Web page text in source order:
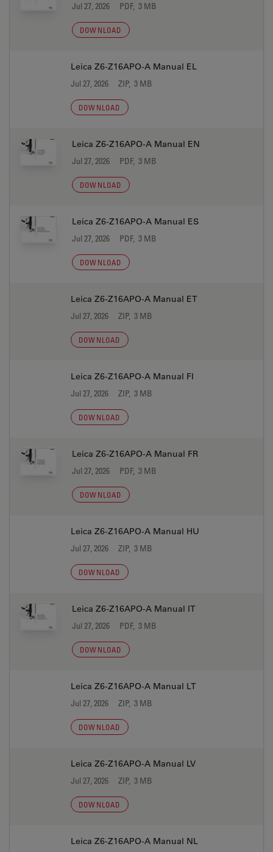
Jul 27, 2026 PDF, 3 MB
DOWNLOAD
Leica Z6-Z16APO-A Manual EL
Jul 27, 2026 ZIP, 3 MB
DOWNLOAD
Leica Z6-Z16APO-A Manual EN
Jul 27, 2026 PDF, 3 MB
DOWNLOAD
Leica Z6-Z16APO-A Manual ES
Jul 27, 2026 PDF, 3 MB
DOWNLOAD
Leica Z6-Z16APO-A Manual ET
Jul 27, 2026 ZIP, 3 MB
DOWNLOAD
Leica Z6-Z16APO-A Manual FI
Jul 27, 2026 ZIP, 3 MB
DOWNLOAD
Leica Z6-Z16APO-A Manual FR
Jul 27, 2026 PDF, 3 MB
DOWNLOAD
Leica Z6-Z16APO-A Manual HU
Jul 27, 2026 ZIP, 3 MB
DOWNLOAD
Leica Z6-Z16APO-A Manual IT
Jul 27, 2026 PDF, 3 MB
DOWNLOAD
Leica Z6-Z16APO-A Manual LT
Jul 27, 2026 ZIP, 3 MB
DOWNLOAD
Leica Z6-Z16APO-A Manual LV
Jul 27, 2026 ZIP, 3 MB
DOWNLOAD
Leica Z6-Z16APO-A Manual NL